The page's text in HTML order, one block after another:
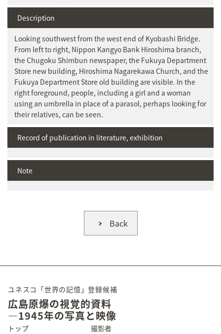
Description
Looking southwest from the west end of Kyobashi Bridge.
From left to right, Nippon Kangyo Bank Hiroshima branch,
the Chugoku Shimbun newspaper, the Fukuya Department
Store new building, Hiroshima Nagarekawa Church, and the
Fukuya Department Store old building are visible. In the
right foreground, people, including a girl and a woman
using an umbrella in place of a parasol, perhaps looking for
their relatives, can be seen.
Record of publication in literature, exhibition
Note
Back
ユネスコ「世界の記憶」登録候補
広島原爆の視覚的資料
―1945年の写真と映像
トップ
撮影者